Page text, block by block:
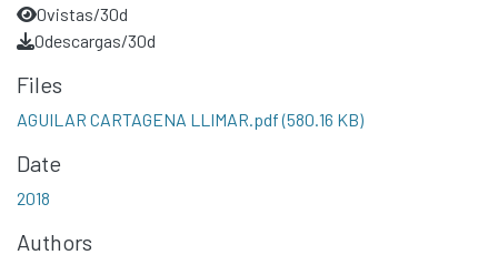
0vistas/30d
0descargas/30d
Files
AGUILAR CARTAGENA LLIMAR.pdf(580.16 KB)
Date
2018
Authors